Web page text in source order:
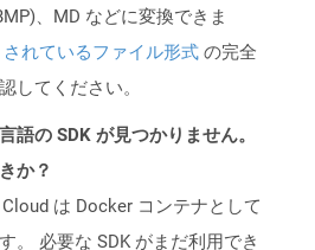
、MD などに変換できま
れているファイル形式 の完全
してください。
語の SDK が見つかりません。
か？
は Docker コンテナとして
。 必要な SDK がまだ利用でき